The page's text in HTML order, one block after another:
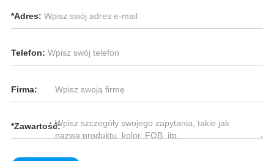
*Adres:
Telefon:
Firma:
*Zawartość: